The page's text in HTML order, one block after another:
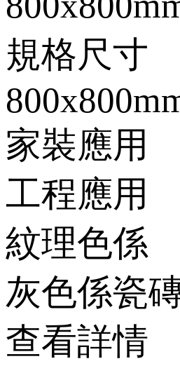
規格尺寸
家裝應用
工程應用
紋理色係
灰色係瓷
查看詳情